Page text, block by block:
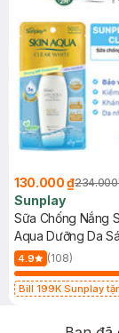
130.000 ₫234.000
Sunplay
Sữa Chống Nắng
Aqua Dưỡng Da
4.9 (108)
Bill 199K Sunplay